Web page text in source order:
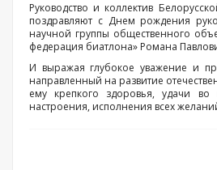
Руководство и коллектив
поздравляют с Днем рождения
научной группы общественного
федерация биатлона» Романа
И выражая глубокое уважение и
направленный на развитие
ему крепкого здоровья, удачи во
настроения, исполнения всех